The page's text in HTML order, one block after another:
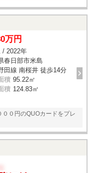
万円
/ 2022年
春日部市米島
田線 南桜井 徒歩14分
積 95.22㎡
積 124.83㎡
０円のQUOカードをプレ